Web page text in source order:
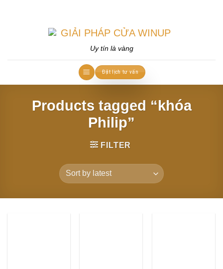
Uy tín là vàng
Đặt lịch tư vấn
Products tagged “khóa
Philip”
FILTER